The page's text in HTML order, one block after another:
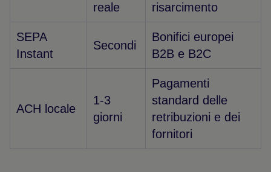
reale
risarcimento
SEPA
Instant
Secondi
Bonifici europei
B2B e B2C
ACH locale
1-3
giorni
Pagamenti
standard delle
retribuzioni e dei
fornitori